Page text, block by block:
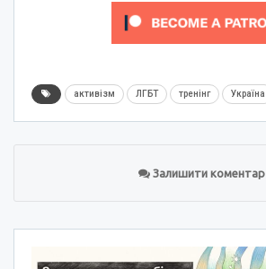
активізм ЛГБТ тренінг Україна
Залишити коментар